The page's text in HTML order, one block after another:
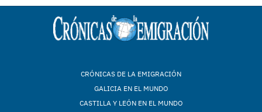
CRÓNICAS DE LA EMIGRACIÓN
GALICIA EN EL MUNDO
CASTILLA Y LEÓN EN EL MUNDO